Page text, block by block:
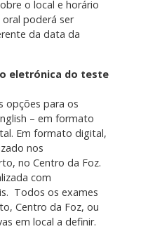
o local e horário
poderá ser
da data da
eletrónica do teste
opções para os
– em formato
Em formato digital,
nos
no Centro da Foz.
com
Todos os exames
Centro da Foz, ou
em local a definir.